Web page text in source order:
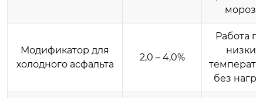
морозе
Модификатор для
холодного асфальта
2,0 – 4,0%
Работа
низких
без